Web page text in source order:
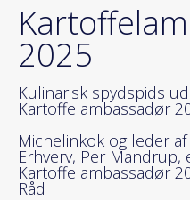
2025
Kulinarisk spydspids
Kartoffelambassadør
Michelinkok og leder
Erhverv, Per
Kartoffelambassadør
Råd